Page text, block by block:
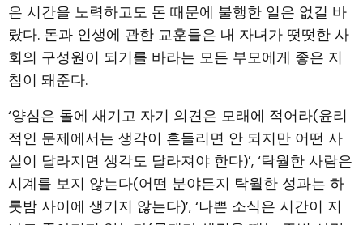
은 시간을 노력하고도 돈 때문에 불행한 일은 없길 바
랐다. 돈과 인생에 관한 교훈들은 내 자녀가 떳떳한 사
회의 구성원이 되기를 바라는 모든 부모에게 좋은 지
침이 돼준다.
‘양심은 돌에 새기고 자기 의견은 모래에 적어라(윤리
적인 문제에서는 생각이 흔들리면 안 되지만 어떤 사
실이 달라지면 생각도 달라져야 한다)’, ‘탁월한 사람은
시계를 보지 않는다(어떤 분야든지 탁월한 성과는 하
룻밤 사이에 생기지 않는다)’, ‘나쁜 소식은 시간이 지